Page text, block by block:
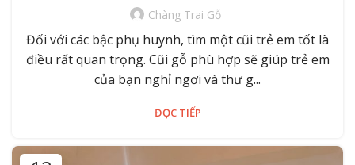
Chàng Trai Gỗ
Đối với các bậc phụ huynh, tìm một cũi trẻ em tốt là
điều rất quan trọng. Cũi gỗ phù hợp sẽ giúp trẻ em
của bạn nghỉ ngơi và thư g...
ĐỌC TIẾP